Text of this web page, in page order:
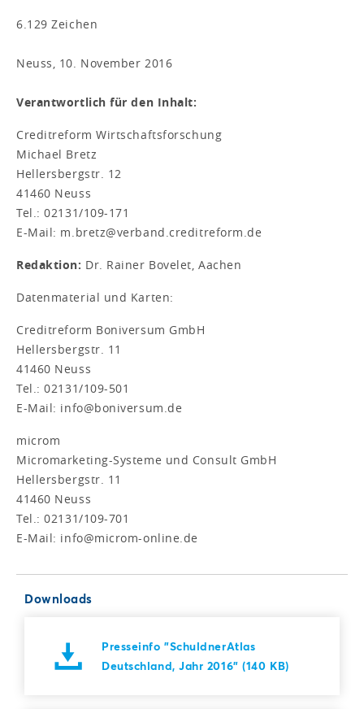
6.129 Zeichen
Neuss, 10. November 2016
Verantwortlich für den Inhalt:
Creditreform Wirtschaftsforschung
Michael Bretz
Hellersbergstr. 12
41460 Neuss
Tel.: 02131/109-171
E-Mail: m.bretz@verband.creditreform.de
Redaktion: Dr. Rainer Bovelet, Aachen
Datenmaterial und Karten:
Creditreform Boniversum GmbH
Hellersbergstr. 11
41460 Neuss
Tel.: 02131/109-501
E-Mail: info@boniversum.de
microm
Micromarketing-Systeme und Consult GmbH
Hellersbergstr. 11
41460 Neuss
Tel.: 02131/109-701
E-Mail: info@microm-online.de
Downloads
Presseinfo "SchuldnerAtlas
Deutschland, Jahr 2016" (140 KB)